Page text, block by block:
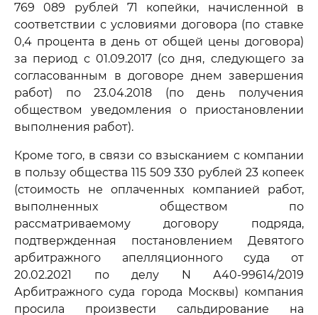
769 089 рублей 71 копейки, начисленной в
соответствии с условиями договора (по ставке
0,4 процента в день от общей цены договора)
за период с 01.09.2017 (со дня, следующего за
согласованным в договоре днем завершения
работ) по 23.04.2018 (по день получения
обществом уведомления о приостановлении
выполнения работ).
Кроме того, в связи со взысканием с компании
в пользу общества 115 509 330 рублей 23 копеек
(стоимость не оплаченных компанией работ,
выполненных обществом по
рассматриваемому договору подряда,
подтвержденная постановлением Девятого
арбитражного апелляционного суда от
20.02.2021 по делу N А40-99614/2019
Арбитражного суда города Москвы) компания
просила произвести сальдирование на